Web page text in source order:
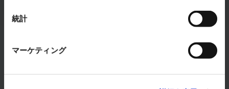
統計
マーケティング
Products & Services